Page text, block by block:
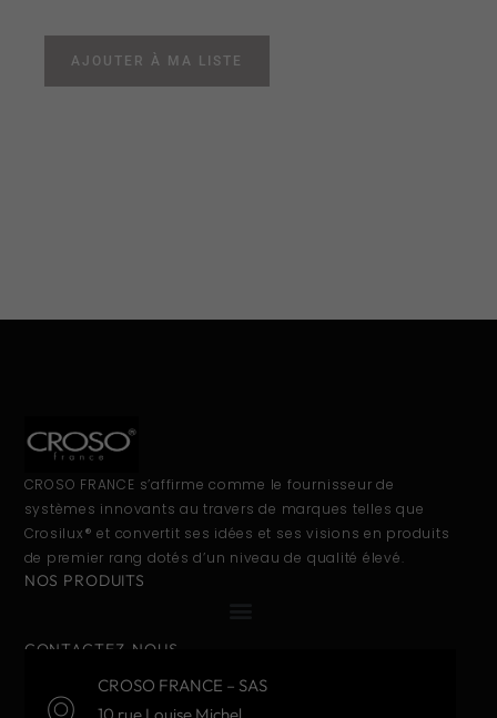
AJOUTER À MA LISTE
CROSO FRANCE s’affirme comme le fournisseur de
systèmes innovants au travers de marques telles que
Crosilux® et convertit ses idées et ses visions en produits
de premier rang dotés d’un niveau de qualité élevé.
NOS PRODUITS
CONTACTEZ-NOUS
CROSO FRANCE – SAS